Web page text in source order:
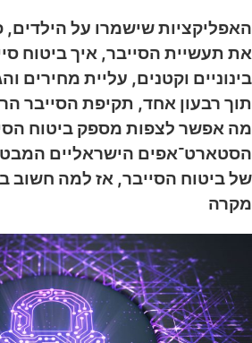
שישמרו על הילדים,
תעשיית הסייבר, איך ביטוח
רבעון אחד, תקיפת הסייבר
אפשר לצפות מספק ביטוח
הישראליים
ביטוח הסייבר, אז למה חשוב